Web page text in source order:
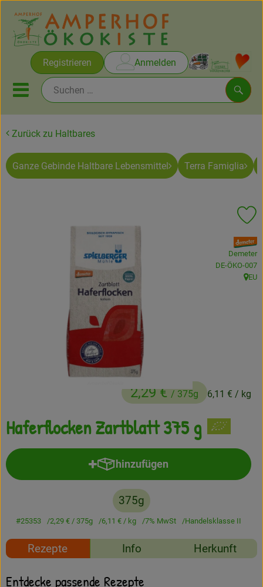
Registrieren Anmelden
Mobiles Menu öffnen oder
Rezepte
Gratis Ökokiste im Wert von 25 Euro
Veranstaltungen
Entdecken
Über uns
Zurück zu Haltbares
Ganze Gebinde Haltbare Lebensmittel Terra Famiglia
Haferflocken Zartblatt 375 g
2,29 €/ 375g 6,11 € / kg
, Verband:
Demeter
, Kontrollstelle:
DE-ÖKO-007
,
EU
hinzufügen
Produkt zum Warenkorb
375g
#25353 2,29 € / 375g 6,11 € / kg 7% MwSt Handelsklasse II
Rezepte Info Herkunft
Entdecke passende Rezepte